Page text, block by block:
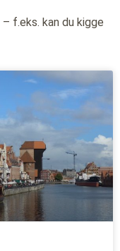
f.eks. kan du kigge